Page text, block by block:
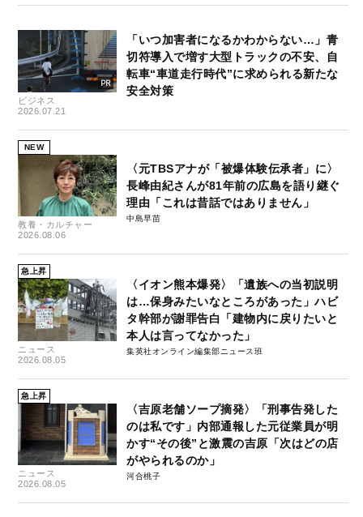
ビジネス
2026.07.21
「いつ加害者になるかわからない…」青
切符導入で増す大型トラックの不安、自
転車“車道走行時代”に求められる新たな
安全対策
NEW
教養・カルチャー
2026.08.06
〈元TBSアナが「被爆体験伝承者」に〉
長峰由紀さんが81年前の広島を語り継ぐ
理由「これは昔話ではありません」
中島早苗
急上昇
ニュース
2026.08.05
〈イオン熊本爆発〉「遺族への当初説明
は…保身みたいなところがあった」ハビ
タ幹部が謝罪告白「建物内に戻りたいと
本人は言ってなかった」
集英社オンライン編集部ニュース班
急上昇
ニュース
2026.08.05
〈吉原老舗ソープ摘発〉「刑事告発した
のは私です」内部通報した元従業員が明
かす“その後”と激震の吉原「次はどの店
がやられるのか」
河合桃子